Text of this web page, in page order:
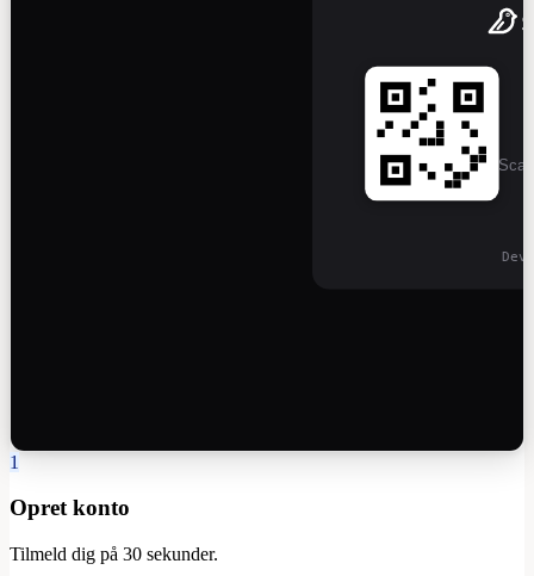
1
Opret konto
Tilmeld dig på 30 sekunder.